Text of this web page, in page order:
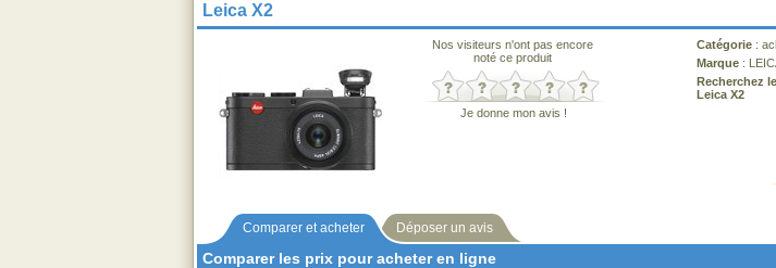
Leica X2
Nos visiteurs n'ont pas encore
noté ce produit
Je donne mon avis !
Catégorie :
Marque :
Recherchez
Leica X2
Comparer et acheter Déposer un avis
Comparer les prix pour acheter en ligne